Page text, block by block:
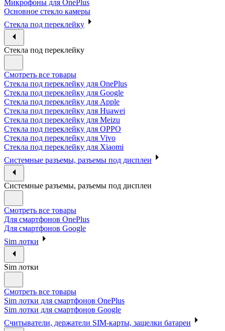
Микрофоны для OnePlus
Основное стекло камеры
Стекла под переклейку
Стекла под переклейку
Смотреть все товары
Стекла под переклейку для OnePlus
Стекла под переклейку для Google
Стекла под переклейку для Apple
Стекла под переклейку для Huawei
Стекла под переклейку для Meizu
Стекла под переклейку для OPPO
Стекла под переклейку для Vivo
Стекла под переклейку для Xiaomi
Системные разъемы, разъемы под дисплеи
Системные разъемы, разъемы под дисплеи
Смотреть все товары
Для смартфонов OnePlus
Для смартфонов Google
Sim лотки
Sim лотки
Смотреть все товары
Sim лотки для смартфонов OnePlus
Sim лотки для смартфонов Google
Считыватели, держатели SIM-карты, защелки батареи